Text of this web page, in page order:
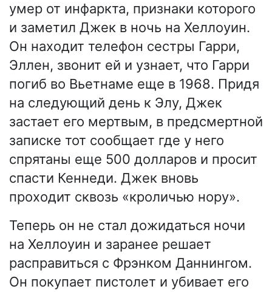
умер от инфаркта, признаки которого
и заметил Джек в ночь на Хеллоуин.
Он находит телефон сестры Гарри,
Эллен, звонит ей и узнает, что Гарри
погиб во Вьетнаме еще в 1968. Придя
на следующий день к Элу, Джек
застает его мертвым, в предсмертной
записке тот сообщает где у него
спрятаны еще 500 долларов и просит
спасти Кеннеди. Джек вновь
проходит сквозь «кроличью нору».
Теперь он не стал дожидаться ночи
на Хеллоуин и заранее решает
расправиться с Фрэнком Даннингом.
Он покупает пистолет и убивает его